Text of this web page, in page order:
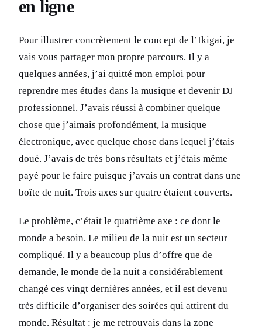
en ligne
Pour illustrer concrètement le concept de l’Ikigai, je
vais vous partager mon propre parcours. Il y a
quelques années, j’ai quitté mon emploi pour
reprendre mes études dans la musique et devenir DJ
professionnel. J’avais réussi à combiner quelque
chose que j’aimais profondément, la musique
électronique, avec quelque chose dans lequel j’étais
doué. J’avais de très bons résultats et j’étais même
payé pour le faire puisque j’avais un contrat dans une
boîte de nuit. Trois axes sur quatre étaient couverts.
Le problème, c’était le quatrième axe : ce dont le
monde a besoin. Le milieu de la nuit est un secteur
compliqué. Il y a beaucoup plus d’offre que de
demande, le monde de la nuit a considérablement
changé ces vingt dernières années, et il est devenu
très difficile d’organiser des soirées qui attirent du
monde. Résultat : je me retrouvais dans la zone